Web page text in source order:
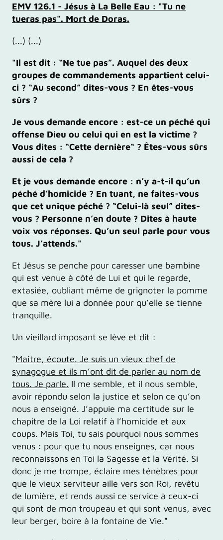
EMV 126.1 - Jésus à La Belle Eau : "Tu ne
tueras pas". Mort de Doras.
(...) (...)
"Il est dit : “Ne tue pas”. Auquel des deux
groupes de commandements appartient celui-
ci ? “Au second” dites-vous ? En êtes-vous
sûrs ?
Je vous demande encore : est-ce un péché qui
offense Dieu ou celui qui en est la victime ?
Vous dites : “Cette dernière“ ? Êtes-vous sûrs
aussi de cela ?
Et je vous demande encore : n’y a-t-il qu’un
péché d’homicide ? En tuant, ne faites-vous
que cet unique péché ? “Celui-là seul” dites-
vous ? Personne n’en doute ? Dites à haute
voix vos réponses. Qu’un seul parle pour vous
tous. J’attends."
Et Jésus se penche pour caresser une bambine
qui est venue à côté de Lui et qui le regarde,
extasiée, oubliant même de grignoter la pomme
que sa mère lui a donnée pour qu’elle se tienne
tranquille.
Un vieillard imposant se lève et dit :
"Maître, écoute. Je suis un vieux chef de
synagogue et ils m’ont dit de parler au nom de
tous. Je parle. Il me semble, et il nous semble,
avoir répondu selon la justice et selon ce qu’on
nous a enseigné. J’appuie ma certitude sur le
chapitre de la Loi relatif à l’homicide et aux
coups. Mais Toi, tu sais pourquoi nous sommes
venus : pour que tu nous enseignes, car nous
reconnaissons en Toi la Sagesse et la Vérité. Si
donc je me trompe, éclaire mes ténèbres pour
que le vieux serviteur aille vers son Roi, revêtu
de lumière, et rends aussi ce service à ceux-ci
qui sont de mon troupeau et qui sont venus, avec
leur berger, boire à la fontaine de Vie."